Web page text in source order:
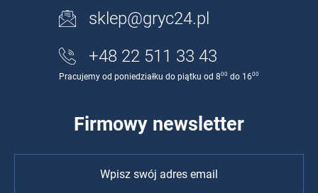
sklep@gryc24.pl
+48 22 511 33 43
Pracujemy od poniedziałku do piątku od 800 do 1600
Firmowy newsletter